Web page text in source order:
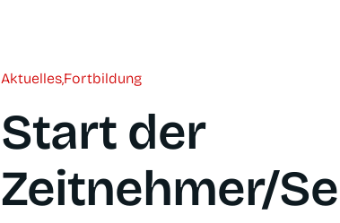
Aktu­el­les,Fort­bil­dung
Start der
Zeitnehmer/